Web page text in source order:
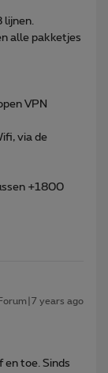
alle pakketjes
VPN
via de
+1800
years ago
en toe. Sinds